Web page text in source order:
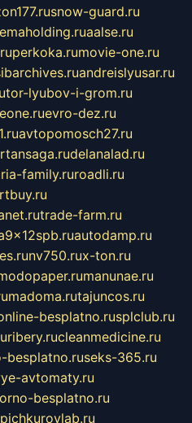
snow-guard.ru
aalse.ru
perkoka.rumovie-one.ru
andreislyusar.ru
tor-lyubov-i-grom.ru
evro-dez.ru
avtopomosch27.ru
delanalad.ru
family.ruroadli.ru
trade-farm.ru
autodamp.ru
nv750.rux-ton.ru
manunae.ru
madoma.rutajuncos.ru
besplatno.rusplclub.ru
ribery.rucleanmedicine.ru
besplatno.ruseks-365.ru
avtomaty.ru
besplatno.ru
pichkurovlab.ru